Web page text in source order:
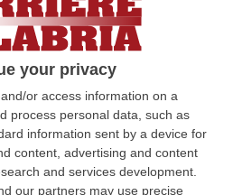
your privacy
or access information on a
process personal data, such as
information sent by a device for
content, advertising and content
and services development.
our partners may use precise
secondo e il
che gli vale la maglia
Giro alla vigilia della
il leader Isaac
che arrivano al
minuti di ritardo.
leader del Giro